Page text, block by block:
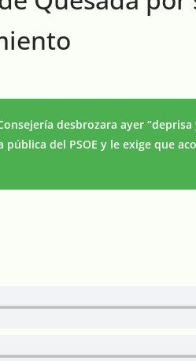
desbrozara ayer
del PSOE y le exige que